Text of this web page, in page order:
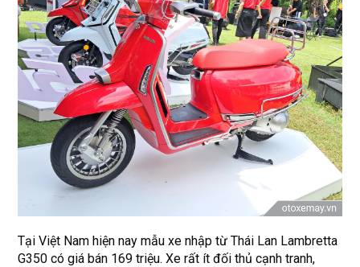
Tại Việt Nam hiện nay mẫu xe nhập từ Thái Lan Lambretta
G350 có giá bán 169 triệu. Xe rất ít đối thủ cạnh tranh,